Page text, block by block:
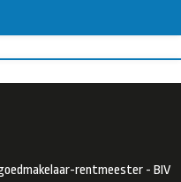
rentmeester - BIV